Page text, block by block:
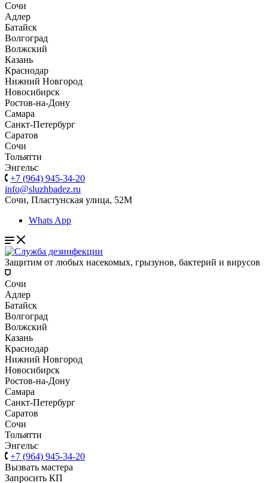
Сочи
Адлер
Батайск
Волгоград
Волжский
Казань
Краснодар
Нижний Новгород
Новосибирск
Ростов-на-Дону
Самара
Санкт-Петербург
Саратов
Сочи
Тольятти
Энгельс
+7 (964) 945-34-20
info@sluzhbadez.ru
Сочи, Пластунская улица, 52М
Whats App
Защитим от любых насекомых, грызунов, бактерий и вирусов
Сочи
Адлер
Батайск
Волгоград
Волжский
Казань
Краснодар
Нижний Новгород
Новосибирск
Ростов-на-Дону
Самара
Санкт-Петербург
Саратов
Сочи
Тольятти
Энгельс
+7 (964) 945-34-20
Вызвать мастера
Запросить КП